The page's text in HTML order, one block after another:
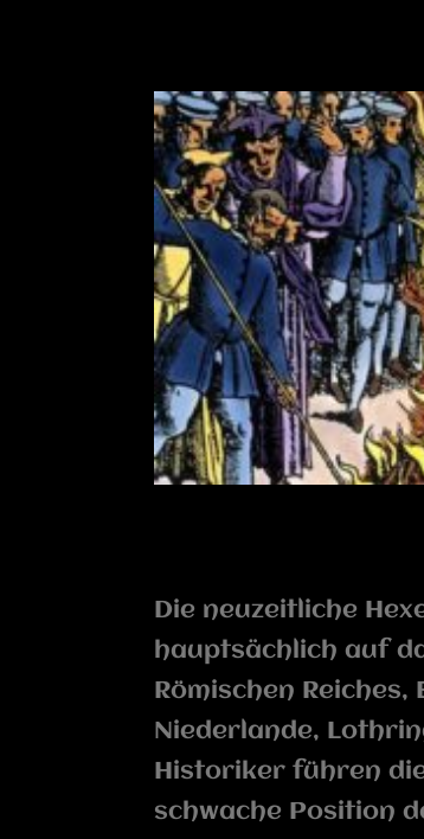
Die neuzeitliche
hauptsächlich auf
Römischen Reiches,
Niederlande,
Historiker führen
schwache Position